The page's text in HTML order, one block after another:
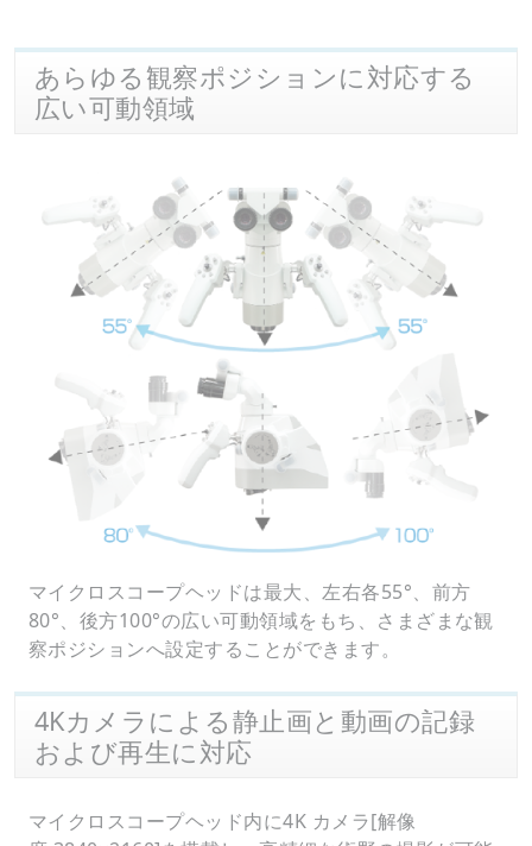
あらゆる観察ポジションに対応する
広い可動領域
マイクロスコープヘッドは最大、左右各55°、前方
80°、後方100°の広い可動領域をもち、さまざまな観
察ポジションへ設定することができます。
4Kカメラによる静止画と動画の記録
および再生に対応
マイクロスコープヘッド内に4K カメラ[解像